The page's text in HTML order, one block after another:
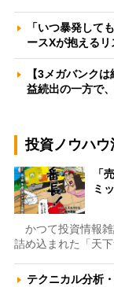
「いつ暴発して
ースXが抱える
【3メガバンク
益続出の一方で
投資ノウハウ
「
ミ
かつて投資情報雑
詰め込まれた「天
テクニカル分析